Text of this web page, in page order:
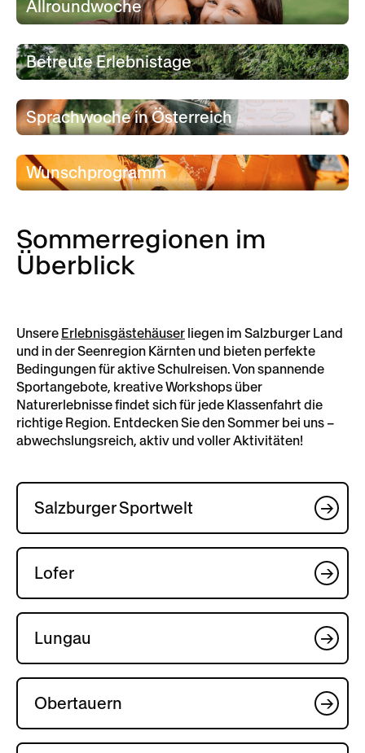
Allroundwoche
Betreute Erlebnistage
Sprachwoche in Österreich
Wunschprogramm
Sommerregionen im
Überblick
Unsere Erlebnisgästehäuser liegen im Salzburger Land
und in der Seenregion Kärnten und bieten perfekte
Bedingungen für aktive Schulreisen. Von spannende
Sportangebote, kreative Workshops über
Naturerlebnisse findet sich für jede Klassenfahrt die
richtige Region. Entdecken Sie den Sommer bei uns –
abwechslungsreich, aktiv und voller Aktivitäten!
Salzburger Sportwelt
Lofer
Lungau
Obertauern